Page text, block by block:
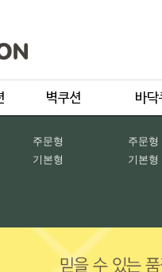
주문형
기본형
주문형
기본형